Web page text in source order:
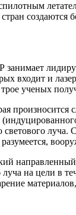
занимает
входит и
ученых
на цели в